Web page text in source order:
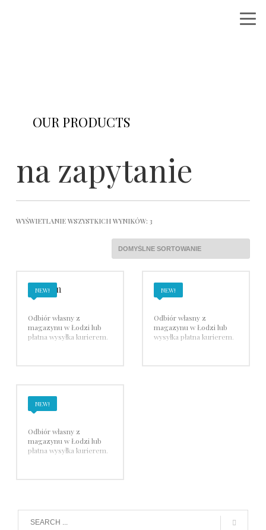
OUR PRODUCTS
na zapytanie
WYŚWIETLANIE WSZYSTKICH WYNIKÓW: 3
NEW!
Aqform
Odbiór własny z
magazynu w Łodzi lub
płatna wysyłka kurierem.
NEW!
Ekinex
Odbiór własny z
magazynu w Łodzi lub
wysyłka płatna kurierem.
NEW!
JUNG
Odbiór własny z
magazynu w Łodzi lub
płatna wysyłka kurierem.